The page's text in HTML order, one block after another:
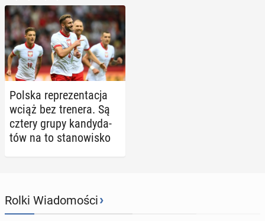
Polska re­pre­zen­ta­cja
wciąż bez trenera. Są
cztery grupy kan­dy­da­
tów na to sta­no­wi­sko
Rolki Wiadomości›